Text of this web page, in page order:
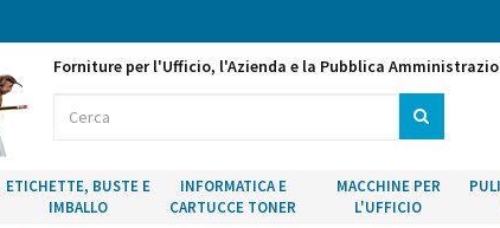
Forniture per l'Ufficio, l'Azienda e la Pubblica
ETICHETTE, BUSTE E
IMBALLO
INFORMATICA E
CARTUCCE TONER
MACCHINE PER
L'UFFICIO